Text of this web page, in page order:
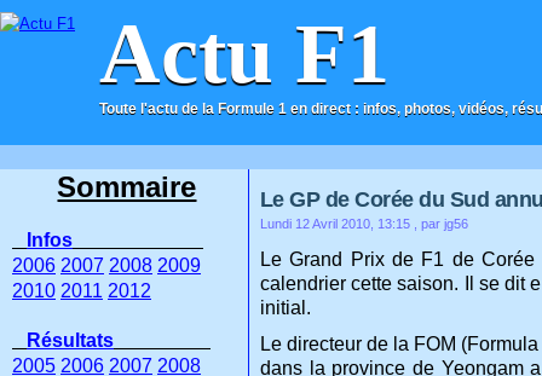
Actu F1
Toute l'actu de la Formule 1 en direct : infos, photos, vidéos,
ACCUEIL CONTACT
Le GP de Corée du Sud
Lundi 12 Avril 2010, 13:15 , par jg56
Le Grand Prix de F1 de
calendrier cette saison. Il se dit
initial.
Le directeur de la FOM
dans la province de Yeongam
Sommaire
Infos
2006 2007 2008 2009
2010 2011 2012
Résultats
2005 2006 2007 2008